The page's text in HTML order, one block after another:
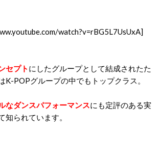
watch?v=rBG5L7UsUxA]
セプト にしたグループとして結成されたた
K-POPグループの中でもトップクラス。
なダンスパフォーマンスにも定評のある実
知られています。